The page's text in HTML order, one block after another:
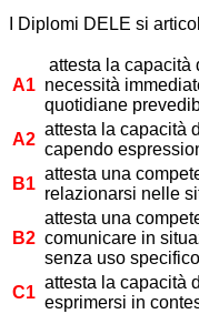
I Diplomi DELE si
A1
attesta la capacità
necessità
quotidiane
A2
attesta la capacità
capendo
B1
attesta una
relazionarsi nelle
B2
attesta una
comunicare in
senza uso
C1
attesta la capacità
esprimersi in